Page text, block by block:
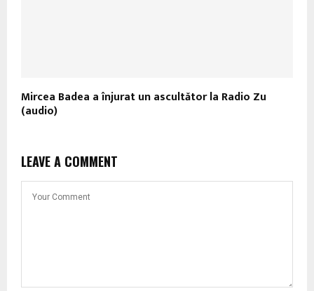
Mircea Badea a înjurat un ascultător la Radio Zu
(audio)
LEAVE A COMMENT